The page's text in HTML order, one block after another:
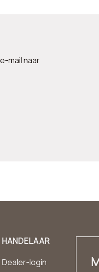
mail naar
HANDELAAR
Dealer-login